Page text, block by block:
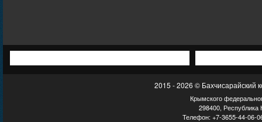
2015 - 2026 © Бахчисарайский
Крымского
298400, Республика
Телефон: +7-3655-44-06-